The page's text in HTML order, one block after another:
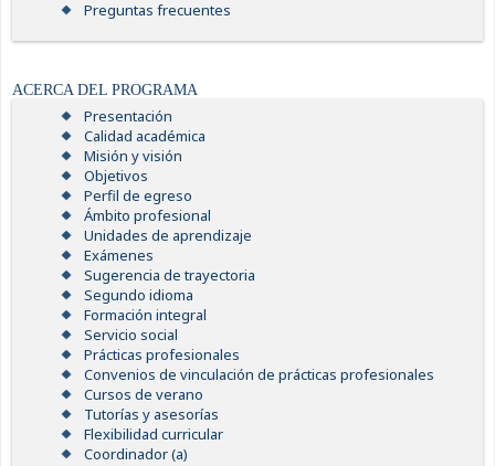
Preguntas frecuentes
ACERCA DEL PROGRAMA
Presentación
Calidad académica
Misión y visión
Objetivos
Perfil de egreso
Ámbito profesional
Unidades de aprendizaje
Exámenes
Sugerencia de trayectoria
Segundo idioma
Formación integral
Servicio social
Prácticas profesionales
Convenios de vinculación de prácticas profesionales
Cursos de verano
Tutorías y asesorías
Flexibilidad curricular
Coordinador (a)